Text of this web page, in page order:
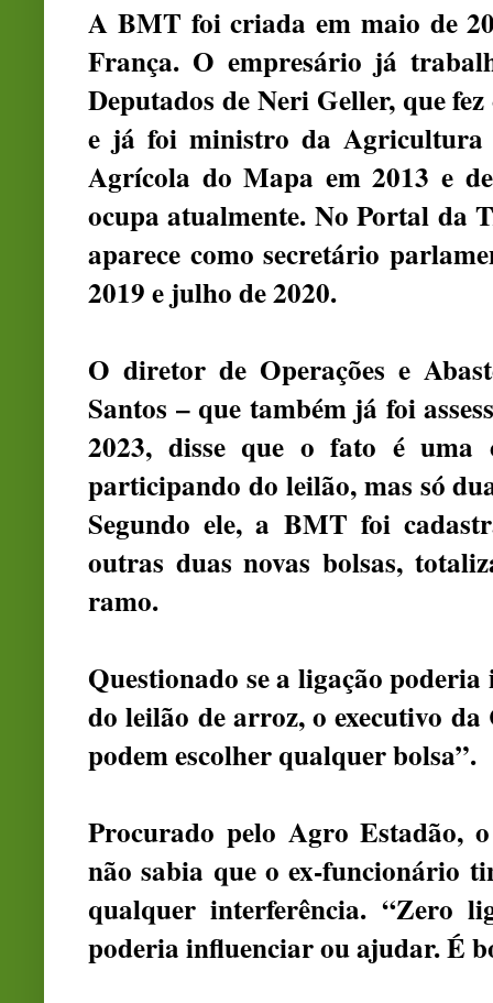
A BMT foi criada em maio de
França. O empresário já
Deputados de Neri Geller, que
e já foi ministro da Agricultura
Agrícola do Mapa em 2013 e
ocupa atualmente. No Portal da
aparece como secretário
2019 e julho de 2020.
O diretor de Operações e
Santos – que também já foi
2023, disse que o fato é uma
participando do leilão, mas só
Segundo ele, a BMT foi
outras duas novas bolsas,
ramo.
Questionado se a ligação
do leilão de arroz, o executivo
podem escolher qualquer bolsa”.
Procurado pelo Agro Estadão,
não sabia que o ex-funcionário
qualquer interferência. “Zero
poderia influenciar ou ajudar. É